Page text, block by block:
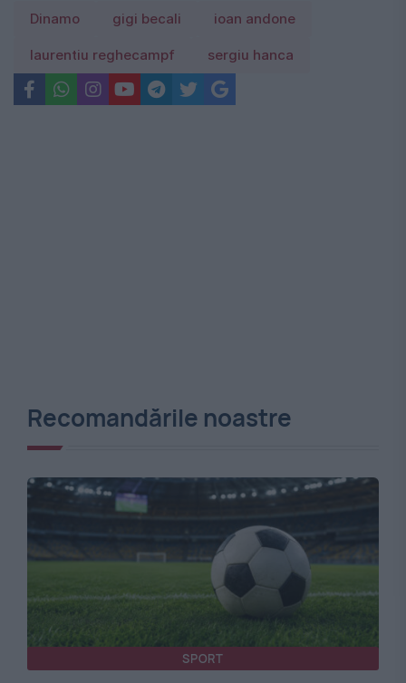
Dinamo gigi becali ioan andone
laurentiu reghecampf sergiu hanca
Recomandările noastre
SPORT